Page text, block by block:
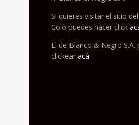
Si quieres visitar el sitio
Colo puedes hacer click
El de Blanco & Negro S.A.
clickear acá.